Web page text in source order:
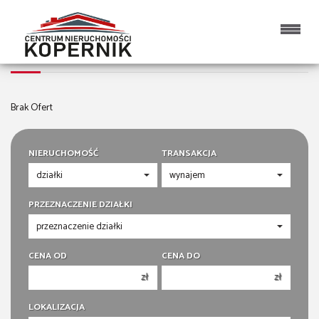
DZIAŁKI NA WYNAJEM
Brak Ofert
NIERUCHOMOŚĆ TRANSAKCJA
PRZEZNACZENIE DZIAŁKI
CENA OD
zł
CENA DO
zł
LOKALIZACJA